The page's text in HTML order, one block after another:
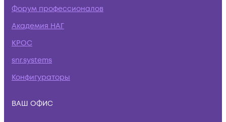
Форум профессионалов
Академия НАГ
КРОС
snr.systems
Конфигураторы
ВАШ ОФИС